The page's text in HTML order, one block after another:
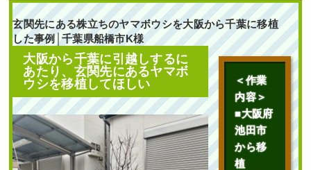
玄関先にある株立ちのヤマボウシを大阪から千葉に移植
した事例│千葉県船橋市K様
大阪から千葉に引越しするに
あたり、玄関先にあるヤマボ
ウシを移植してほしい
＜作業
内容＞
■大阪府
池田市
から移
植